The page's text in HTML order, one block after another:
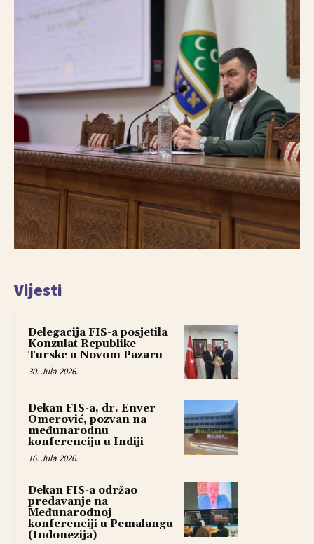
Vijesti
Delegacija FIS-a posjetila
Konzulat Republike
Turske u Novom Pazaru
30. Jula 2026.
Dekan FIS-a, dr. Enver
Omerović, pozvan na
međunarodnu
konferenciju u Indiji
16. Jula 2026.
Dekan FIS-a održao
predavanje na
Međunarodnoj
konferenciji u Pemalangu
(Indonezija)